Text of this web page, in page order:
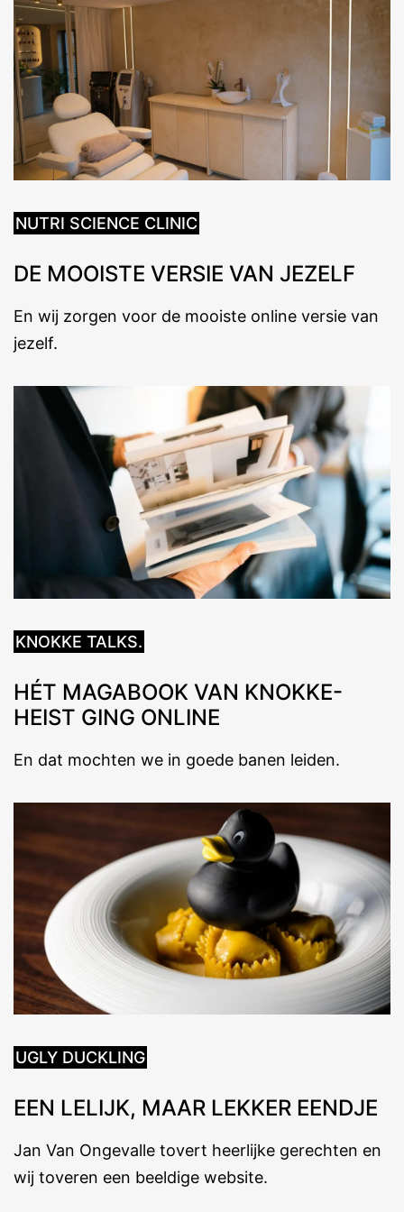
NUTRI SCIENCE CLINIC
DE MOOISTE VERSIE VAN JEZELF
En wij zorgen voor de mooiste online versie van
jezelf.
KNOKKE TALKS.
HÉT MAGABOOK VAN KNOKKE-
HEIST GING ONLINE
En dat mochten we in goede banen leiden.
UGLY DUCKLING
EEN LELIJK, MAAR LEKKER EENDJE
Jan Van Ongevalle tovert heerlijke gerechten en
wij toveren een beeldige website.